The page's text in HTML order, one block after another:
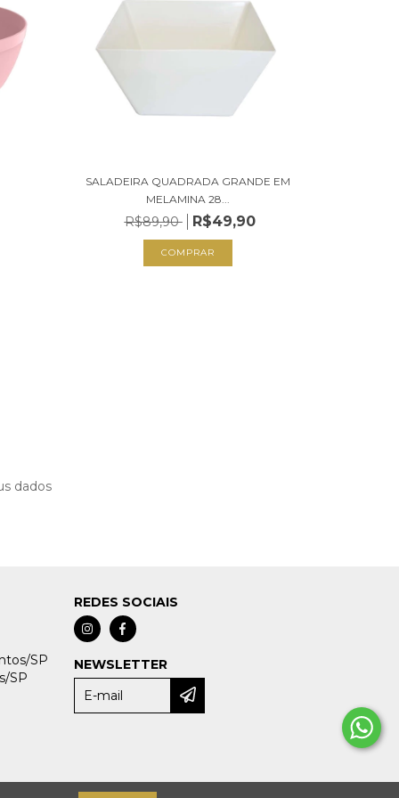
SALADEIRA QUADRADA GRANDE EM
MELAMINA 28...
R$89,90 R$49,90
dados
SP
SP
REDES SOCIAIS
NEWSLETTER